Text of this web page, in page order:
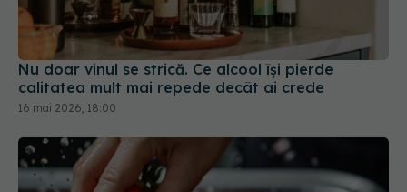
Nu doar vinul se strică. Ce alcool își pierde
calitatea mult mai repede decât ai crede
16 mai 2026, 18:00